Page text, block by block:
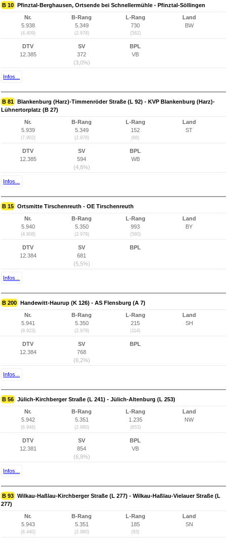
B 10 Pfinztal-Berghausen, Ortsende bei Schnellermühle - Pfinztal-Söllingen
Nr.
5.938
(4.409)
B-Rang
5.349
(2.978)
L-Rang
730
(582)
Land
BW
DTV
12.385
SV
372
(3,0%)
BPL
VB
Infos...
B 81 Blankenburg (Harz)-Timmenröder Straße (L 92) - KVP Blankenburg (Harz)-
Lühnertorplatz (B 27)
Nr.
5.939
(7.902)
B-Rang
5.349
(2.978)
L-Rang
152
(88)
Land
ST
DTV
12.385
SV
594
(4,8%)
BPL
WB
Infos...
B 15 Ortsmitte Tirschenreuth - OE Tirschenreuth
Nr.
5.940
(4.808)
B-Rang
5.350
(2.979)
L-Rang
993
(580)
Land
BY
DTV
12.384
SV
681
(5,5%)
BPL
Infos...
B 200 Handewitt-Haurup (K 126) - AS Flensburg (A 7)
Nr.
5.941
(9.923)
B-Rang
5.350
(2.979)
L-Rang
215
(114)
Land
SH
DTV
12.384
SV
768
(6,2%)
BPL
Infos...
B 56 Jülich-Kirchberger Straße (L 241) - Jülich-Altenburg (L 253)
Nr.
5.942
(6.946)
B-Rang
5.351
(2.980)
L-Rang
1.235
(653)
Land
NW
DTV
12.381
SV
854
(6,9%)
BPL
VB
Infos...
B 93 Wilkau-Haßlau-Kirchberger Straße (L 277) - Wilkau-Haßlau-Vielauer Straße (L
277)
Nr.
5.943
(8.440)
B-Rang
5.351
(2.980)
L-Rang
185
(93)
Land
SN